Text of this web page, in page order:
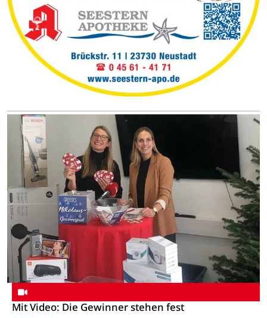
Mit Video: Die Gewinner stehen fest